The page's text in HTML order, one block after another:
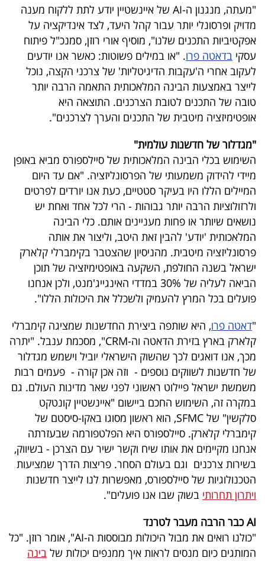
פרסמו
באייס
עקבו
אחרינו:
"מעתה, מנגנון ה-AI של איינשטיין יודע לתת ללקוח מענה
מדויק ופרסונלי יותר עבור קהל היעד, לצד אינדיקציה על
אפקטיביות התכנים שלנו", מוסיף אורי רוזן, סמנכ"ל פיתוח
עסקי בדאטה פרו. "או במילים פשוטות: כאשר אנו יודעים
לעקוב אחרי ה'עקבות הדיגיטליות' של צרכני הקצה, נוכל
לייצר באמצעות הבינה המלאכותית התאמה הרבה יותר
טובה של התכנים לטובת הצרכנים. התוצאה היא
אופטימיזציה מיטבית של התכנים והערך לצרכנים".
"מגדלור של חדשנות עולמית"
השימוש בכלי הבינה המלאכותית של סיילספורס מביא באופן
מיידי להידוק משמעותי של הפרסונליזציה. "אם עד היום
המיילים הללו היו בעיקר סטטיים, כעת אנו יורדים לפרטים
ולרזולוציות הרבה יותר גבוהות - הרי לכל אחד ואחת יש
נושאים שיותר או פחות מעניינים אותם. כלי הבינה
המלאכותית 'יודע' להבין זאת היטב, וליצור את אותה
פרסונליזציה מיטבית. מהניסיון שהצטבר בקימברלי קלארק
ישראל בשנה החולפת, השקעה באופטימיזציה של תוכן
הביאה לעליה של 30% במדדי האינגייג'מנט, ולכן אנחנו
פועלים בכל המרץ להעמיק ולשכלל את היכולות הללו".
"דאטה פרו, היא שותפה ביצירת החדשנות שמציגה קימברלי
קלארק בארץ בזירת הדאטה וה-CRM", מסכמת ענבל. "יתרה
מכך, אנו דואגים לכך שהשוק הישראלי יוביל וישמש מגדלור
של חדשנות לשווקים נוספים - וזה אכן קורה - פעמים רבות
משמשת ישראל פיילוט ראשוני לפני שאר מדינות העולם. גם
במקרה זה, השימוש החכם ביישום "איינשטיין קונטקט
סלקשין" של SFMC, הוא ראשון מסוגו באקו-סיסטם של
קימברלי קלארק. סיילספורס היא הפלטפורמה שבעזרתה
אנחנו מקיימים את אותו שיח וקשר ישיר עם הצרכן - בשיווק,
בשירות צרכנים וגם בעולם הסחר. פריצות הדרך שמציעות
הטכנולוגיות של סיילספורס, מאפשרות לנו לייצר חדשנות
ויתרון תחרותי בשוק שבו אנו פועלים".
AI כבר הרבה מעבר לטרנד
"כולנו רואים את מבול היכולות מבוססות ה-AI", אומר רוזן. "כל
המותגים כיום מנסים לראות איך ממנפים יכולות של בינה